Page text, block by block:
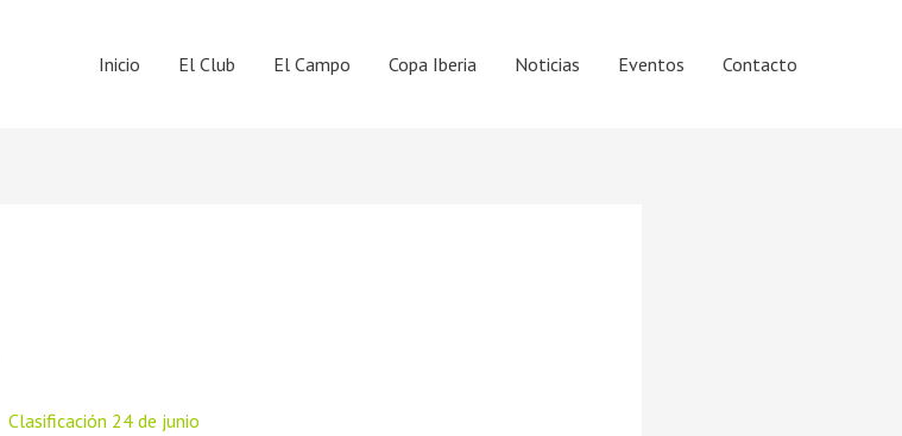
Inicio El Club El Campo Copa Iberia Noticias Eventos Contacto
Clasificación 24 de junio